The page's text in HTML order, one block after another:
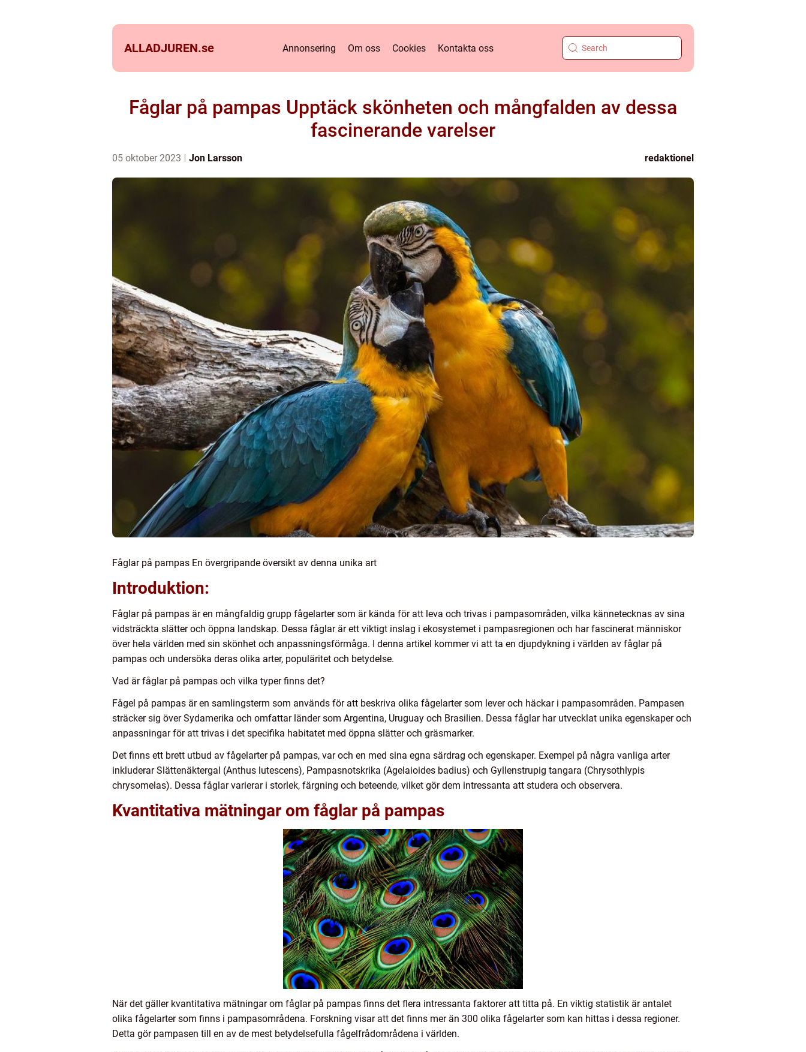
ALLADJUREN.se Annonsering Om oss Cookies Kontakta oss
Fåglar på pampas Upptäck skönheten och mångfalden av dessa
fascinerande varelser
05 oktober 2023 Jon Larsson redaktionel
Fåglar på pampas En övergripande översikt av denna unika art
Introduktion:
Fåglar på pampas är en mångfaldig grupp fågelarter som är kända för att leva och trivas i pampasområden, vilka kännetecknas av sina
vidsträckta slätter och öppna landskap. Dessa fåglar är ett viktigt inslag i ekosystemet i pampasregionen och har fascinerat människor
över hela världen med sin skönhet och anpassningsförmåga. I denna artikel kommer vi att ta en djupdykning i världen av fåglar på
pampas och undersöka deras olika arter, populäritet och betydelse.
Vad är fåglar på pampas och vilka typer finns det?
Fågel på pampas är en samlingsterm som används för att beskriva olika fågelarter som lever och häckar i pampasområden. Pampasen
sträcker sig över Sydamerika och omfattar länder som Argentina, Uruguay och Brasilien. Dessa fåglar har utvecklat unika egenskaper och
anpassningar för att trivas i det specifika habitatet med öppna slätter och gräsmarker.
Det finns ett brett utbud av fågelarter på pampas, var och en med sina egna särdrag och egenskaper. Exempel på några vanliga arter
inkluderar Slättenäktergal (Anthus lutescens), Pampasnotskrika (Agelaioides badius) och Gyllenstrupig tangara (Chrysothlypis
chrysomelas). Dessa fåglar varierar i storlek, färgning och beteende, vilket gör dem intressanta att studera och observera.
Kvantitativa mätningar om fåglar på pampas
När det gäller kvantitativa mätningar om fåglar på pampas finns det flera intressanta faktorer att titta på. En viktig statistik är antalet
olika fågelarter som finns i pampasområdena. Forskning visar att det finns mer än 300 olika fågelarter som kan hittas i dessa regioner.
Detta gör pampasen till en av de mest betydelsefulla fågelfrådområdena i världen.